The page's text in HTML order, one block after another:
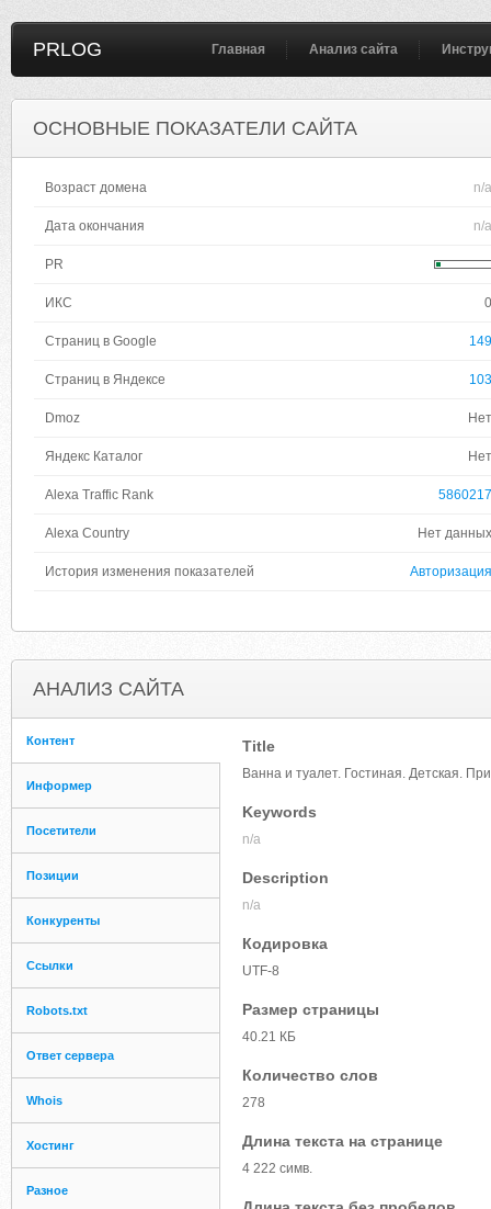
PRLOG Главная Анализ сайта
ОСНОВНЫЕ ПОКАЗАТЕЛИ САЙТА
Возраст домена n/a
Дата окончания n/a
PR
ИКС 0
Страниц в Google 149
Страниц в Яндексе 103
Dmoz Нет
Яндекс Каталог Нет
Alexa Traffic Rank 5860217
Alexa Country Нет данных
История изменения показателей Авторизация
АНАЛИЗ САЙТА
Контент
Информер
Посетители
Позиции
Конкуренты
Ссылки
Robots.txt
Ответ сервера
Whois
Хостинг
Разное
Title
Ванна и туалет. Гостиная. Детская.
Keywords
n/a
Description
n/a
Кодировка
UTF-8
Размер страницы
40.21 КБ
Количество слов
278
Длина текста на странице
4 222 симв.